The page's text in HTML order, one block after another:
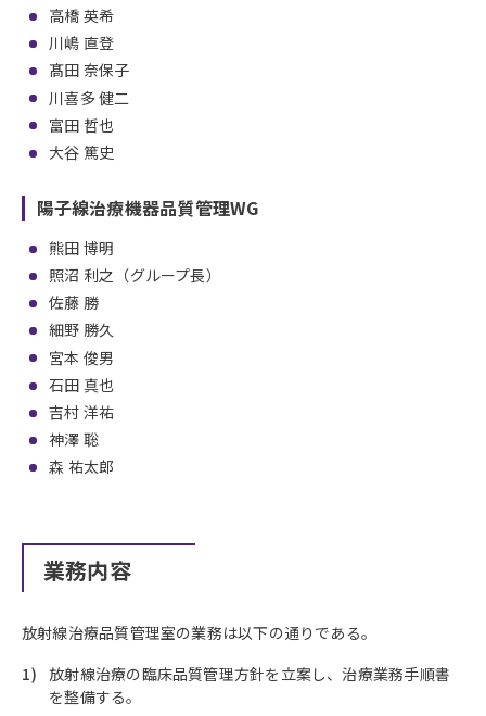
高橋 英希
川嶋 直登
髙田 奈保子
川喜多 健二
富田 哲也
大谷 篤史
陽子線治療機器品質管理WG
熊田 博明
照沼 利之（グループ長）
佐藤 勝
細野 勝久
宮本 俊男
石田 真也
吉村 洋祐
神澤 聡
森 祐太郎
業務内容
放射線治療品質管理室の業務は以下の通りである。
放射線治療の臨床品質管理方針を立案し、治療業務手順書
を整備する。